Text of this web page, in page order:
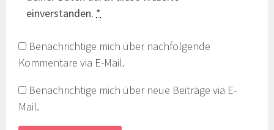
einverstanden. *
Benachrichtige mich über nachfolgende
Kommentare via E-Mail.
Benachrichtige mich über neue Beiträge via E-
Mail.